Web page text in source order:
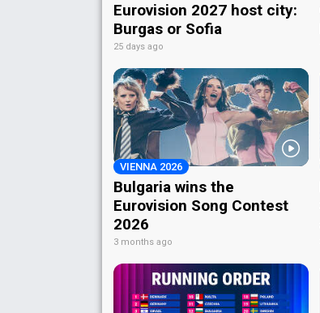
Eurovision 2027 host city:
Burgas or Sofia
25 days ago
VIENNA 2026
Bulgaria wins the
Eurovision Song Contest
2026
3 months ago